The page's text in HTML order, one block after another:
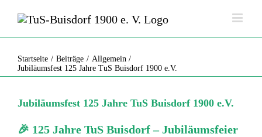
Inhalt
Startseite Beiträge
Allgemein
Jubiläumsfest 125 Jahre TuS Buisdorf 1900 e.V.
Jubiläumsfest 125 Jahre TuS Buisdorf 1900 e.V.
🎉 125 Jahre TuS Buisdorf – Jubiläumsfeier